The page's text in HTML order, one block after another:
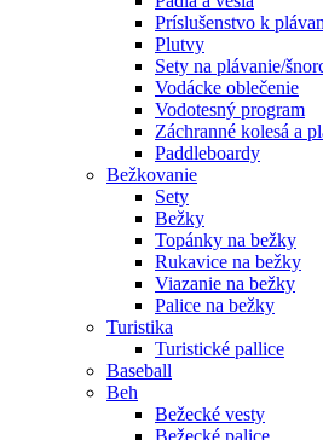
Príslušenstvo k
Plutvy
Sety na plávanie/
Vodácke oblečenie
Vodotesný program
Záchranné kolesá a
Paddleboardy
Bežkovanie
Sety
Bežky
Topánky na bežky
Rukavice na bežky
Viazanie na bežky
Palice na bežky
Turistika
Turistické pallice
Baseball
Beh
Bežecké vesty
Bežecké palice